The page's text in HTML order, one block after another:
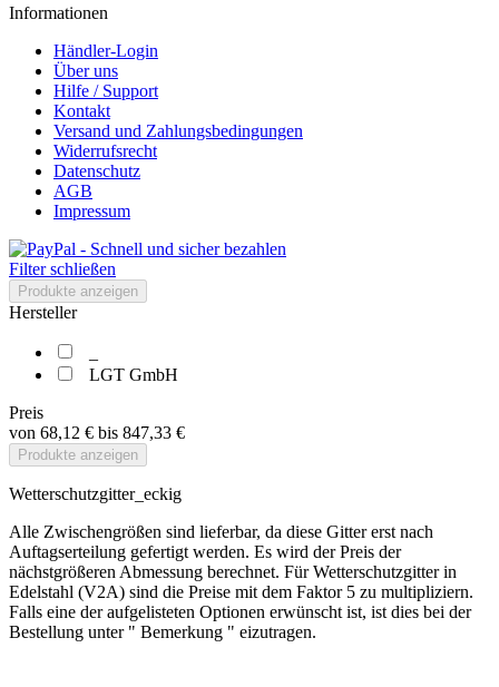
Informationen
Händler-Login
Über uns
Hilfe / Support
Kontakt
Versand und Zahlungsbedingungen
Widerrufsrecht
Datenschutz
AGB
Impressum
Filter schließen
Produkte anzeigen
Hersteller
LGT GmbH
Preis
von 68,12 € bis 847,33 €
Produkte anzeigen
Wetterschutzgitter_eckig
Alle Zwischengrößen sind lieferbar, da diese Gitter erst nach
Auftagserteilung gefertigt werden. Es wird der Preis der
nächstgrößeren Abmessung berechnet. Für Wetterschutzgitter in
Edelstahl (V2A) sind die Preise mit dem Faktor 5 zu multipliziern.
Falls eine der aufgelisteten Optionen erwünscht ist, ist dies bei der
Bestellung unter " Bemerkung " eizutragen.